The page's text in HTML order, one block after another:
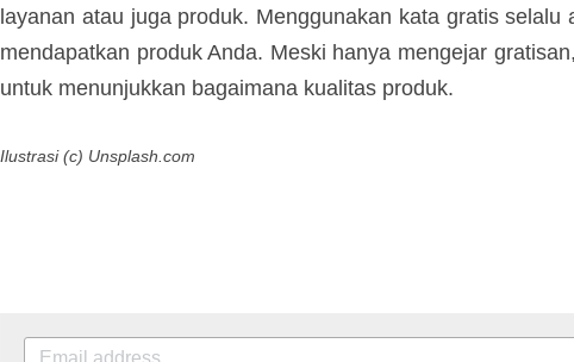
sesuatu yang Anda pikir sesuai untuk digratiskan
berupa layanan atau juga produk. Menggunakan kata
baru untuk mendapatkan produk Anda. Meski hanya